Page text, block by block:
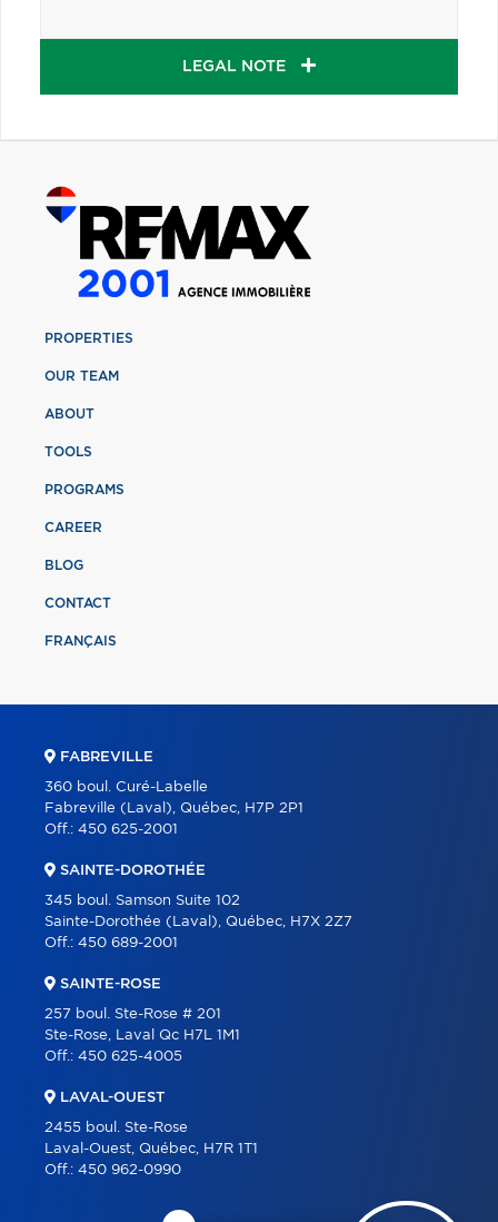
LEGAL NOTE
PROPERTIES
OUR TEAM
ABOUT
TOOLS
PROGRAMS
CAREER
BLOG
CONTACT
FRANÇAIS
FABREVILLE
360 boul. Curé-Labelle
Fabreville (Laval), Québec, H7P 2P1
Off.: 450 625-2001
SAINTE-DOROTHÉE
345 boul. Samson Suite 102
Sainte-Dorothée (Laval), Québec, H7X 2Z7
Off.: 450 689-2001
SAINTE-ROSE
257 boul. Ste-Rose # 201
Ste-Rose, Laval Qc H7L 1M1
Off.: 450 625-4005
LAVAL-OUEST
2455 boul. Ste-Rose
Laval-Ouest, Québec, H7R 1T1
Off.: 450 962-0990